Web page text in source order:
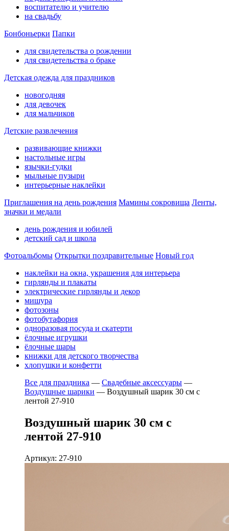
воспитателю и учителю
на свадьбу
Бонбоньерки Папки
для свидетельства о рождении
для свидетельства о браке
Детская одежда для праздников
новогодняя
для девочек
для мальчиков
Детские развлечения
развивающие книжки
настольные игры
язычки-гудки
мыльные пузыри
интерьерные наклейки
Приглашения на день рождения Мамины сокровища Ленты,
значки и медали
день рождения и юбилей
детский сад и школа
Фотоальбомы Открытки поздравительные Новый год
наклейки на окна, украшения для интерьера
гирлянды и плакаты
электрические гирлянды и декор
мишура
фотозоны
фотобутафория
одноразовая посуда и скатерти
ёлочные игрушки
ёлочные шары
книжки для детского творчества
хлопушки и конфетти
Все для праздника — Свадебные аксессуары —
Воздушные шарики — Воздушный шарик 30 см с
лентой 27-910
Воздушный шарик 30 см с
лентой 27-910
Артикул: 27-910